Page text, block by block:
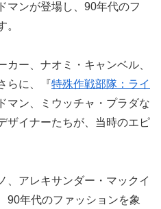
マンが登場し、90年代のフ
。
カー、ナオミ・キャンベル、
らに、『特殊作戦部隊：ライ
マン、ミウッチャ・プラダな
ザイナーたちが、当時のエピ
、アレキサンダー・マックイ
90年代のファッションを象